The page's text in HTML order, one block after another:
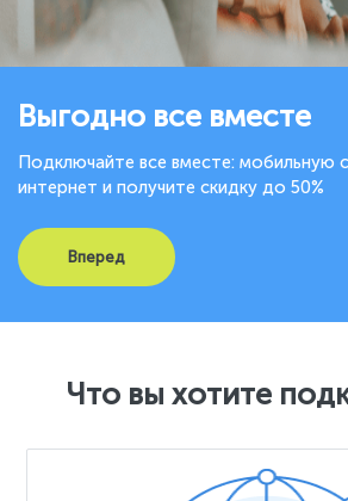
Выгодно все вместе
Подключайте все вместе: мобильную
интернет и получите скидку до 50%
Вперед
Что вы хотите